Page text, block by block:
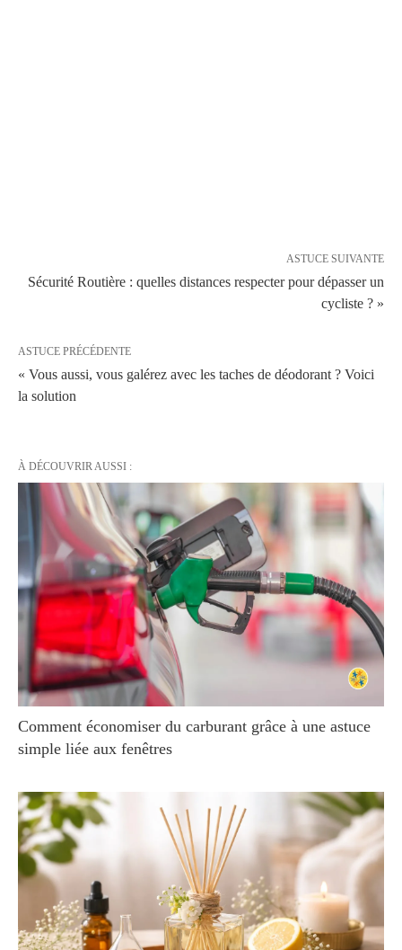
ASTUCE SUIVANTE
Sécurité Routière : quelles distances respecter pour dépasser un
cycliste ? »
ASTUCE PRÉCÉDENTE
« Vous aussi, vous galérez avec les taches de déodorant ? Voici
la solution
À DÉCOUVRIR AUSSI :
Comment économiser du carburant grâce à une astuce
simple liée aux fenêtres